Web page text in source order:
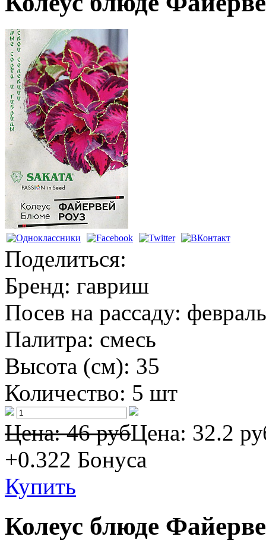
Колеус
Поделиться:
Бренд: гавриш
Посев на рассаду: февраль
Палитра: смесь
Высота (см): 35
Количество: 5 шт
Цена: 46 рубЦена: 32.2
+0.322 Бонуса
Купить
Колеус блюде